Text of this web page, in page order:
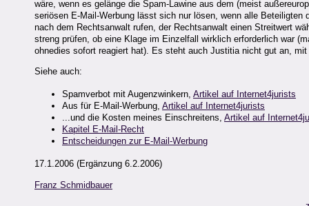
wäre, wenn es gelänge die Spam-Lawine aus dem (meist
seriösen E-Mail-Werbung lässt sich nur lösen, wenn alle
nach dem Rechtsanwalt rufen, der Rechtsanwalt einen Streitwert
streng prüfen, ob eine Klage im Einzelfall wirklich erforderlich war
ohnedies sofort reagiert hat). Es steht auch Justitia nicht gut an,
Siehe auch:
Spamverbot mit Augenzwinkern, Artikel auf Internet4jurists
Aus für E-Mail-Werbung, Artikel auf Internet4jurists
...und die Kosten meines Einschreitens, Artikel auf
Kapitel E-Mail-Recht
Entscheidungen zur E-Mail-Werbung
17.1.2006 (Ergänzung 6.2.2006)
Franz Schmidbauer